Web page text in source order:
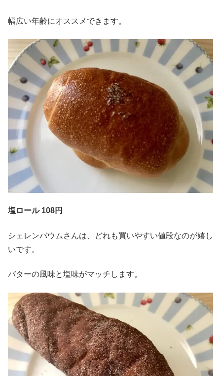
幅広い年齢にオススメできます。
塩ロール 108円
シェレンバウムさんは、どれも買いやすい値段なのが嬉し
いです。
バターの風味と塩味がマッチします。